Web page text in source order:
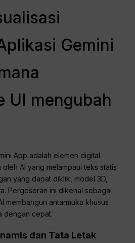
Gemini
UI mengubah
App adalah elemen digital
AI yang melampaui teks statis
yang dapat diklik, model 3D,
Pergeseran ini dikenal sebagai
membangun antarmuka khusus
dengan cepat.
dan Tata Letak